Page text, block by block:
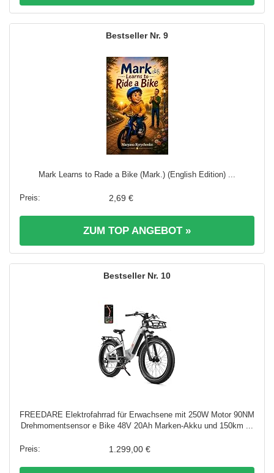
9
Mark Learns to Rade a Bike (Mark.) (English Edition) ...
2,69 €
ZUM TOP ANGEBOT »
10
FREEDARE Elektrofahrrad für Erwachsene mit 250W Motor 90NM
Drehmomentsensor e Bike 48V 20Ah Marken-Akku und 150km ...
1.299,00 €